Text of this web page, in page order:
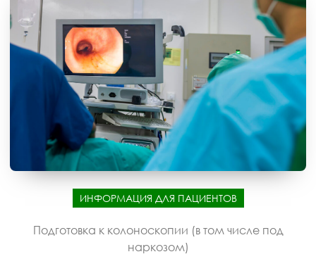
ИНФОРМАЦИЯ ДЛЯ ПАЦИЕНТОВ
Подготовка к колоноскопии (в том числе под
наркозом)